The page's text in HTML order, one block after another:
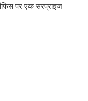
पर एक सरप्राइज